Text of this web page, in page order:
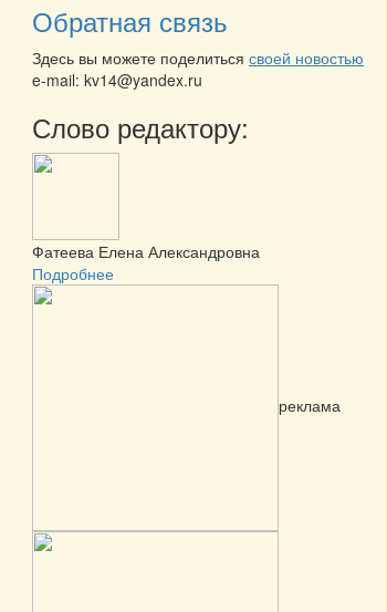
Обратная связь
Здесь вы можете поделиться своей новостью
e-mail: kv14@yandex.ru
Слово редактору:
Фатеева Елена Александровна
Подробнее
реклама